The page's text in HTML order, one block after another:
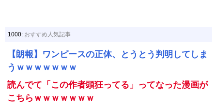
1000: おすすめ人気記事
【朗報】ワンピースの正体、とうとう判明してしま
うｗｗｗｗｗｗｗ
読んでて「この作者頭狂ってる」ってなった漫画が
こちらｗｗｗｗｗｗｗ